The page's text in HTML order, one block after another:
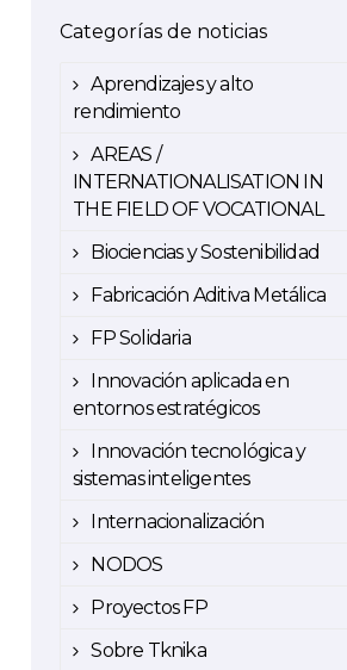
Categorías de noticias
Aprendizajes y alto
rendimiento
AREAS /
INTERNATIONALISATION IN
THE FIELD OF VOCATIONAL
Biociencias y Sostenibilidad
Fabricación Aditiva Metálica
FP Solidaria
Innovación aplicada en
entornos estratégicos
Innovación tecnológica y
sistemas inteligentes
Internacionalización
NODOS
Proyectos FP
Sobre Tknika